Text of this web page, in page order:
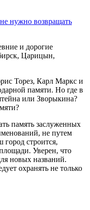
нужно возвращать
и дорогие
Царицын,
Торез, Карл Маркс и
памяти. Но где в
или Зворыкина?
память заслуженных
не путем
строится,
Уверен, что
новых названий.
охранять не только